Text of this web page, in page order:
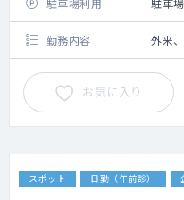
駐車場利用 駐車
勤務内容 外来
お気に入り
スポット 日勤（午前診）